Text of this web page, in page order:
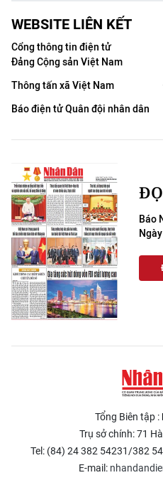
WEBSITE LIÊN KẾT
Cổng thông tin điện tử
Đảng Cộng sản Việt Nam
Thông tấn xã Việt Nam
Báo điện tử Quân đội nhân dân
Báo
Tổng Biên tập :
Trụ sở chính: 71
Tel: (84) 24 382 54231/382
E-mail: